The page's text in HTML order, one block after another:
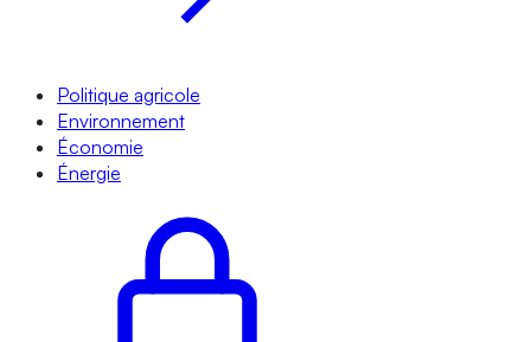
Politique agricole
Environnement
Économie
Énergie